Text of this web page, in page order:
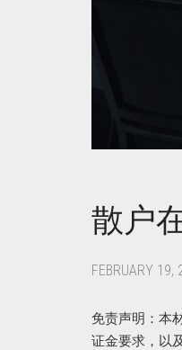
散户
FEBRUARY 19,
免责声明：本
证金要求，以